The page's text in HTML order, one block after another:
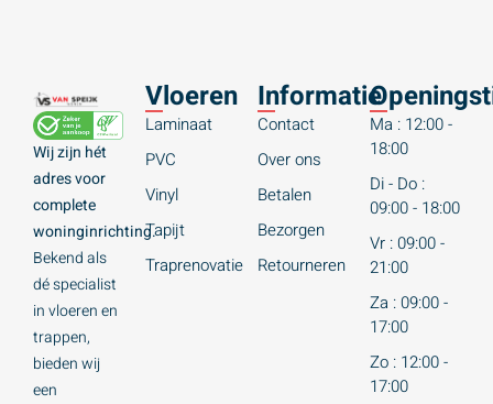
Wij zijn hét
adres voor
complete
woninginrichting.
Bekend als
dé specialist
in vloeren en
trappen,
bieden wij
een
Vloeren
Laminaat
PVC
Vinyl
Tapijt
Traprenovatie
Informatie
Contact
Over ons
Betalen
Bezorgen
Retourneren
Ma : 12:00 -
18:00
Di - Do :
09:00 - 18:00
Vr : 09:00 -
21:00
Za : 09:00 -
17:00
Zo : 12:00 -
17:00